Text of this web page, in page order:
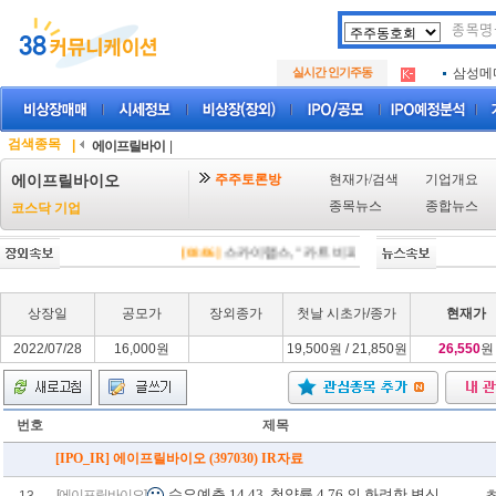
실시간 인기주동
.
두나무
삼성메
.
두나무
.
루켄테
검색종목 에이프릴바이
에이프릴바이오
코스닥 기업
주주토론방 현재가/검색
기업개요
종목뉴스
종합뉴스
[08/06]스카이랩스, "카트 비피 프로" 미국 FDA 허가 임
상장일 공모가 장외종가 첫날 시초가/종가 현재가
2022/07/28 16,000원 19,500원 / 21,850원 26,550원
번호 제목
[IPO_IR] 에이프릴바이오 (397030) IR자료